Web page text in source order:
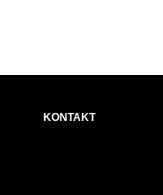
KONTAKT